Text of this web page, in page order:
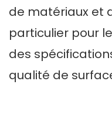
de matériaux et
particulier pour
des
qualité de